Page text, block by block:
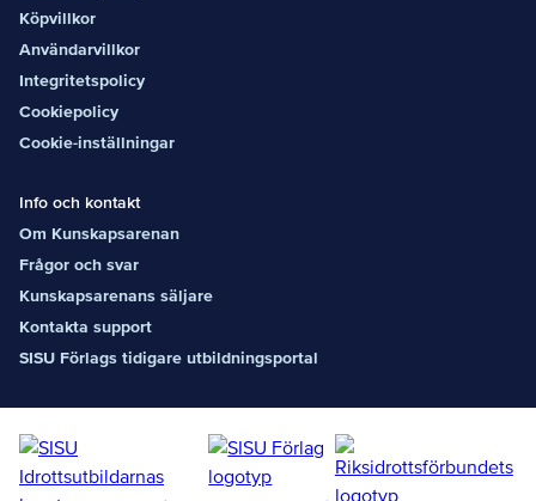
Köpvillkor
Användarvillkor
Integritetspolicy
Cookiepolicy
Cookie-inställningar
Info och kontakt
Om Kunskapsarenan
Frågor och svar
Kunskapsarenans säljare
Kontakta support
SISU Förlags tidigare utbildningsportal